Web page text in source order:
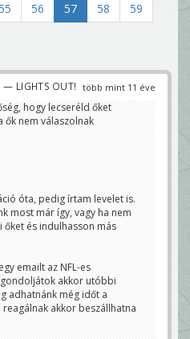
56 57 58
59
több mint 11 éve
— LIGHTS OUT!
hogy lecseréld őket
ők nem válaszolnak
óta, pedig írtam levelet is.
most már így, vagy ha nem
őket és indulhasson más
emailt az NFL-es
akkor utóbbi
adhatnánk még időt a
akkor beszállhatna